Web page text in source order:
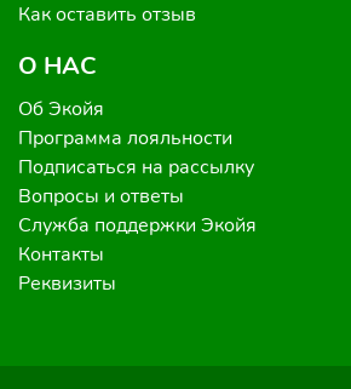
Как оставить отзыв
О НАС
Об Экойя
Программа лояльности
Подписаться на рассылку
Вопросы и ответы
Служба поддержки Экойя
Контакты
Реквизиты